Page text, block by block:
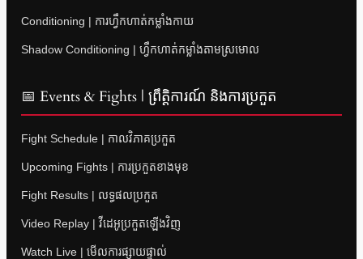
Conditioning | ការហ្វឹកហាត់កម្លាំងកាយ
Shadow Conditioning | ហ្វឹកហាត់កម្លាំងតាមស្រមោល
📅 Events & Fights | ព្រឹត្តិការណ៍ និងការប្រកួត
Fight Schedule | កាលវិភាគប្រកួត
Upcoming Fights | ការប្រកួតខាងមុខ
Fight Results | លទ្ធផលប្រកួត
Video Replay | វីដេអូប្រកួតឡើងវិញ
Watch Live | មើលការផ្សាយផ្ទាល់